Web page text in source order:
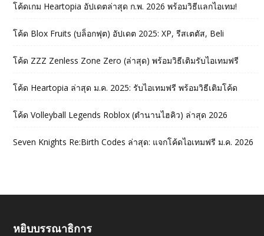
โค้ดเกม Heartopia อัปเดตล่าสุด ก.พ. 2026 พร้อมวิธีแลกไอเทม!
โค้ด Blox Fruits (บล็อกฟุต) อัปเดต 2025: XP, รีสเตตัส, Beli
โค้ด ZZZ Zenless Zone Zero (ล่าสุด) พร้อมวิธีเติมรับไอเทมฟรี
โค้ด Heartopia ล่าสุด ม.ค. 2025: รับไอเทมฟรี พร้อมวิธีเติมโค้ด
โค้ด Volleyball Legends Roblox (ตำนานไฮคิว) ล่าสุด 2026
Seven Knights Re:Birth Codes ล่าสุด: แจกโค้ดไอเทมฟรี ม.ค. 2026
หยิบบรรณาธิการ